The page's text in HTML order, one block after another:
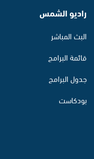
راديو الشمس
البث المباشر
قائمة البرامج
جدول البرامج
بودكاست